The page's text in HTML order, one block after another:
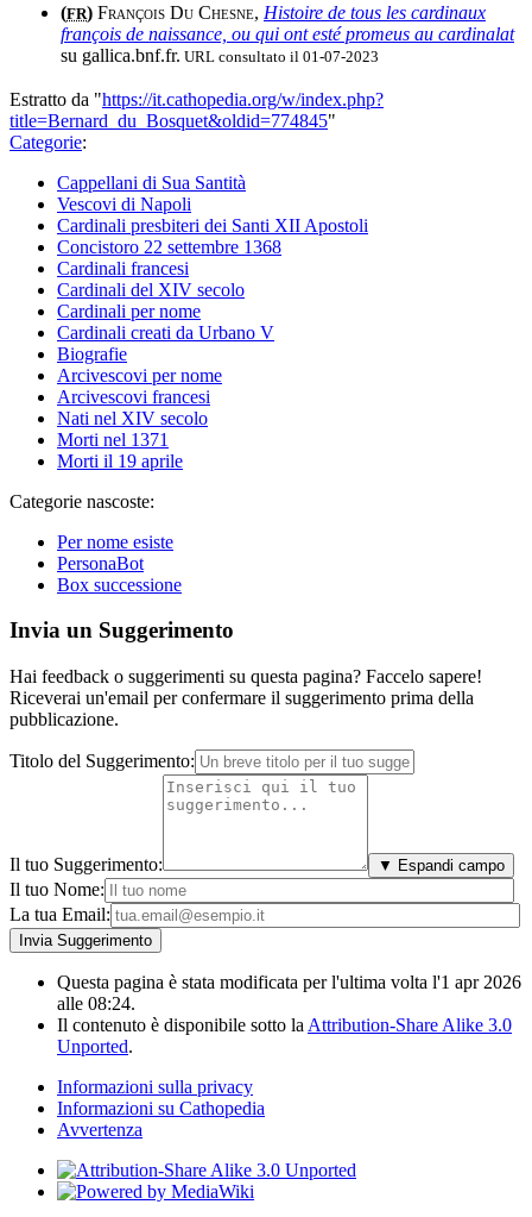
(FR) François Du Chesne, Histoire de tous les cardinaux
françois de naissance, ou qui ont esté promeus au cardinalat
su gallica.bnf.fr. URL consultato il 01-07-2023
Estratto da "https://it.cathopedia.org/w/index.php?
title=Bernard_du_Bosquet&oldid=774845"
Categorie:
Cappellani di Sua Santità
Vescovi di Napoli
Cardinali presbiteri dei Santi XII Apostoli
Concistoro 22 settembre 1368
Cardinali francesi
Cardinali del XIV secolo
Cardinali per nome
Cardinali creati da Urbano V
Biografie
Arcivescovi per nome
Arcivescovi francesi
Nati nel XIV secolo
Morti nel 1371
Morti il 19 aprile
Categorie nascoste:
Per nome esiste
PersonaBot
Box successione
Invia un Suggerimento
Hai feedback o suggerimenti su questa pagina? Faccelo sapere!
Riceverai un'email per confermare il suggerimento prima della
pubblicazione.
Titolo del Suggerimento:
Il tuo Suggerimento: ▼ Espandi campo
Il tuo Nome:
La tua Email:
Questa pagina è stata modificata per l'ultima volta l'1 apr 2026
alle 08:24.
Il contenuto è disponibile sotto la Attribution-Share Alike 3.0
Unported.
Informazioni sulla privacy
Informazioni su Cathopedia
Avvertenza